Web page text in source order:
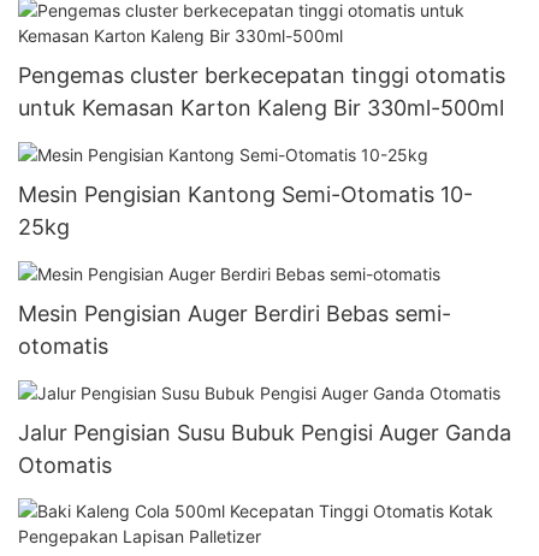
Pengemas cluster berkecepatan tinggi otomatis
untuk Kemasan Karton Kaleng Bir 330ml-500ml
Mesin Pengisian Kantong Semi-Otomatis 10-
25kg
Mesin Pengisian Auger Berdiri Bebas semi-
otomatis
Jalur Pengisian Susu Bubuk Pengisi Auger Ganda
Otomatis